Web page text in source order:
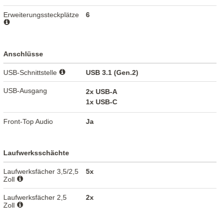
Erweiterungssteckplätze 6
Anschlüsse
USB-Schnittstelle USB 3.1 (Gen.2)
USB-Ausgang
2x USB-A
1x USB-C
Front-Top Audio Ja
Laufwerksschächte
Laufwerksfächer 3,5/2,5
Zoll
5x
Laufwerksfächer 2,5
Zoll
2x